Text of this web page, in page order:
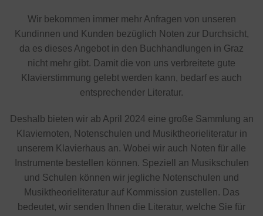
Wir bekommen immer mehr Anfragen von unseren
Kundinnen und Kunden bezüglich Noten zur Durchsicht,
da es dieses Angebot in den Buchhandlungen in Graz
nicht mehr gibt. Damit die von uns verbreitete gute
Klavierstimmung gelebt werden kann, bedarf es auch
entsprechender Literatur.
Deshalb bieten wir ab April 2024 eine große Sammlung an
Klaviernoten, Notenschulen und Musiktheorieliteratur in
unserem Klavierhaus an. Wobei wir auch Noten für alle
Instrumente bestellen können. Speziell an Musikschulen
und Schulen können wir jegliche Notenschulen und
Musiktheorieliteratur auf Kommission zustellen. Das
bedeutet, wir senden Ihnen die Literatur, welche Sie für